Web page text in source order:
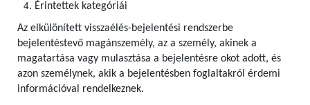
Érintettek kategóriái
Az elkülönített visszaélés-bejelentési rendszerbe
bejelentéstevő magánszemély, az a személy, akinek a
magatartása vagy mulasztása a bejelentésre okot adott, és
azon személynek, akik a bejelentésben foglaltakról érdemi
információval rendelkeznek.